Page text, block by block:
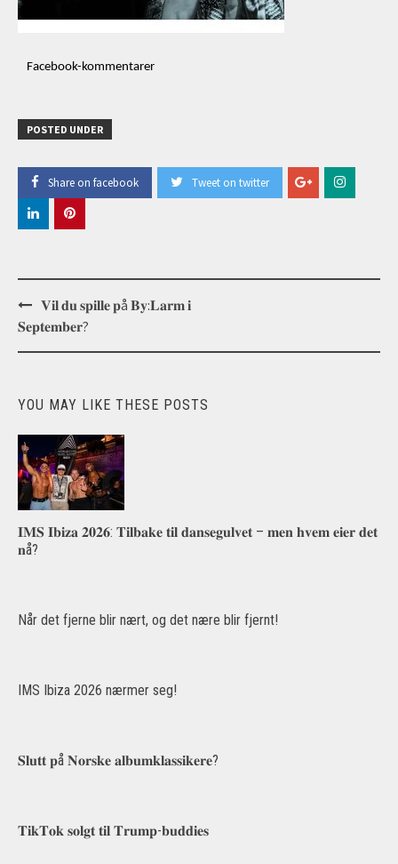
Facebook-kommentarer
POSTED UNDER
Share on facebook Tweet on twitter
Post
navigation
𝐕𝐢𝐥 𝐝𝐮 𝐬𝐩𝐢𝐥𝐥𝐞 𝐩å 𝐁𝐲:𝐋𝐚𝐫𝐦 𝐢
𝐒𝐞𝐩𝐭𝐞𝐦𝐛𝐞𝐫?
YOU MAY LIKE THESE POSTS
𝐈𝐌𝐒 𝐈𝐛𝐢𝐳𝐚 𝟐𝟎𝟐𝟔: 𝐓𝐢𝐥𝐛𝐚𝐤𝐞 𝐭𝐢𝐥 𝐝𝐚𝐧𝐬𝐞𝐠𝐮𝐥𝐯𝐞𝐭 – 𝐦𝐞𝐧 𝐡𝐯𝐞𝐦 𝐞𝐢𝐞𝐫 𝐝𝐞𝐭
𝐧å?
Når det fjerne blir nært, og det nære blir fjernt!
IMS Ibiza 2026 nærmer seg!
𝐒𝐥𝐮𝐭𝐭 𝐩å 𝐍𝐨𝐫𝐬𝐤𝐞 𝐚𝐥𝐛𝐮𝐦𝐤𝐥𝐚𝐬𝐬𝐢𝐤𝐞𝐫𝐞?
𝐓𝐢𝐤𝐓𝐨𝐤 𝐬𝐨𝐥𝐠𝐭 𝐭𝐢𝐥 𝐓𝐫𝐮𝐦𝐩-𝐛𝐮𝐝𝐝𝐢𝐞𝐬